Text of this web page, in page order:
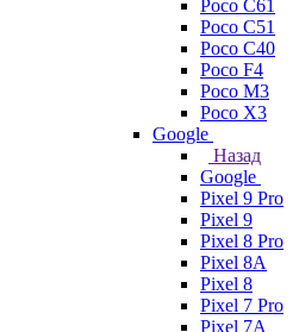
Poco C61
Poco C51
Poco C40
Poco F4
Poco M3
Poco X3
Google
Назад
Google
Pixel 9 Pro
Pixel 9
Pixel 8 Pro
Pixel 8A
Pixel 8
Pixel 7 Pro
Pixel 7A